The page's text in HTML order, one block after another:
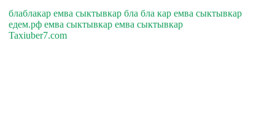
блаблакар емва сыктывкар бла бла кар емва сыктывкар
едем.рф емва сыктывкар емва сыктывкар
Taxiuber7.com